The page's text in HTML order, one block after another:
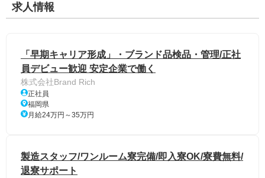
求人情報
「早期キャリア形成」・ブランド品検品・管理/正社
員デビュー歓迎 安定企業で働く
株式会社Brand Rich
正社員
福岡県
月給24万円～35万円
製造スタッフ/ワンルーム寮完備/即入寮OK/寮費無料/
退寮サポート